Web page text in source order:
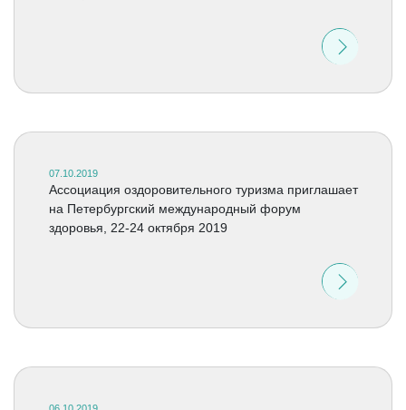
07.10.2019
Ассоциация оздоровительного туризма приглашает
на Петербургский международный форум
здоровья, 22-24 октября 2019